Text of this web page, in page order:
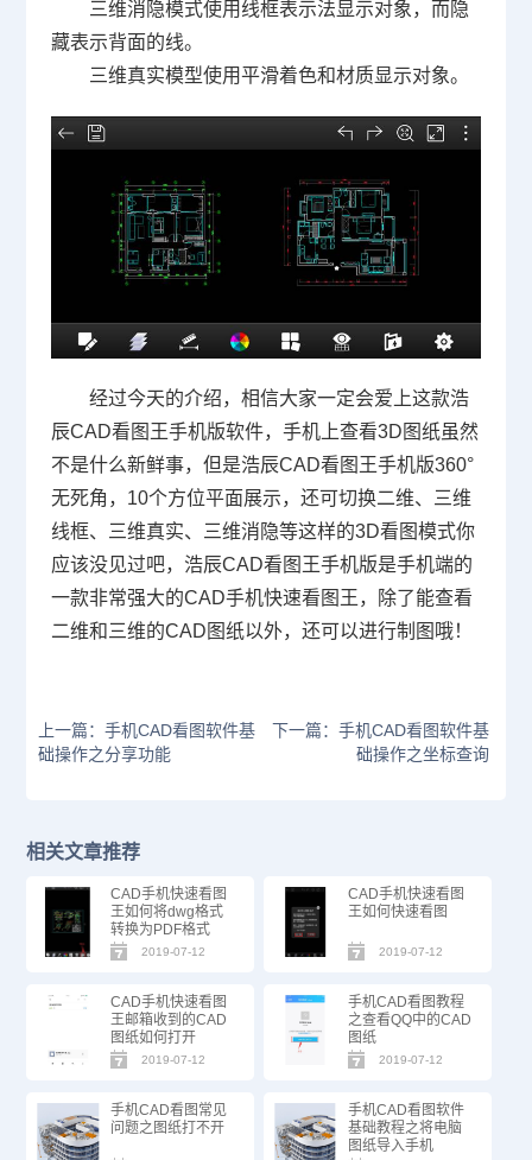
三维消隐模式使用线框表示法显示对象，而隐
藏表示背面的线。
三维真实模型使用平滑着色和材质显示对象。
经过今天的介绍，相信大家一定会爱上这款浩
辰CAD看图王手机版软件，手机上查看3D图纸虽然
不是什么新鲜事，但是浩辰CAD看图王手机版360°
无死角，10个方位平面展示，还可切换二维、三维
线框、三维真实、三维消隐等这样的3D看图模式你
应该没见过吧，浩辰CAD看图王手机版是手机端的
一款非常强大的CAD手机快速看图王，除了能查看
二维和三维的CAD图纸以外，还可以进行制图哦！
上一篇：手机CAD看图软件基
础操作之分享功能
下一篇：手机CAD看图软件基
础操作之坐标查询
相关文章推荐
CAD手机快速看图
王如何将dwg格式
转换为PDF格式
2019-07-12
CAD手机快速看图
王如何快速看图
2019-07-12
CAD手机快速看图
王邮箱收到的CAD
图纸如何打开
2019-07-12
手机CAD看图教程
之查看QQ中的CAD
图纸
2019-07-12
手机CAD看图常见
问题之图纸打不开
手机CAD看图软件
基础教程之将电脑
图纸导入手机